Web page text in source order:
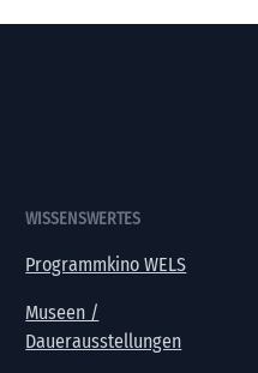
WISSENSWERTES
Programmkino WELS
Museen /
Dauerausstellungen